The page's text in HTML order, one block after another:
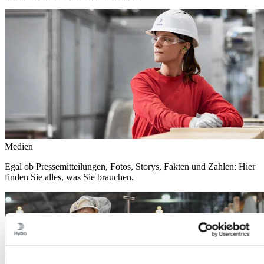
Medien
Egal ob Pressemitteilungen, Fotos, Storys, Fakten und Zahlen: Hier
finden Sie alles, was Sie brauchen.